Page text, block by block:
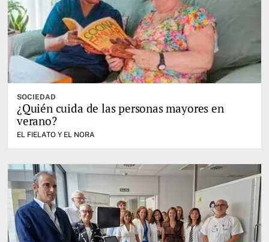
SOCIEDAD
¿Quién cuida de las personas mayores en
verano?
EL FIELATO Y EL NORA